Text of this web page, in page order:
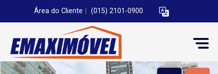
Área do Cliente (015) 2101-0900